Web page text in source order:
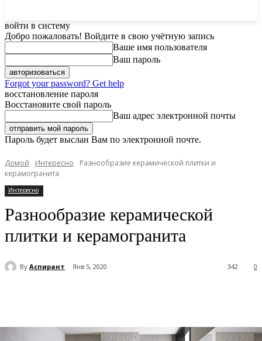
войти в систему
Добро пожаловать! Войдите в свою учётную запись
Ваше имя пользователя
Ваш пароль
Forgot your password? Get help
восстановление пароля
Восстановите свой пароль
Ваш адрес электронной почты
Пароль будет выслан Вам по электронной почте.
Домой Интересно
Разнообразие керамической плитки и
керамогранита
Интересно
Разнообразие керамической
плитки и керамогранита
By Аспирант Янв 5, 2020 0
342